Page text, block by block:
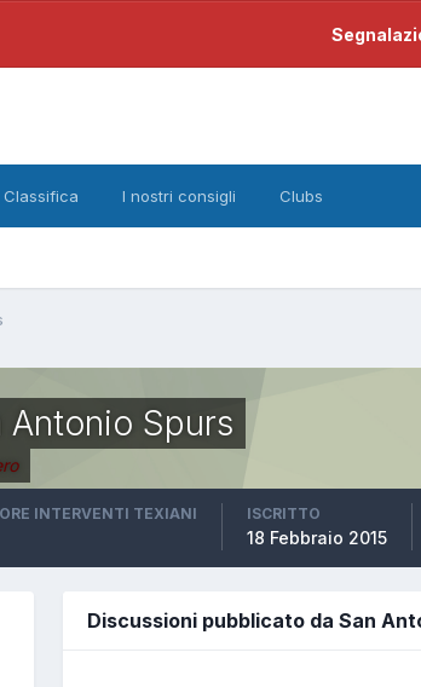
Classifica I nostri consigli Clubs
Antonio Spurs
INTERVENTI TEXIANI ISCRITTO
18 Febbraio 2015
Discussioni pubblicato da San